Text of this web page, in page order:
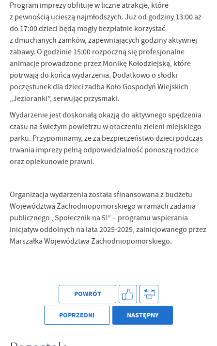
Program imprezy obfituje w liczne atrakcje, które
z pewnością ucieszą najmłodszych. Już od godziny 13:00 aż
do 17:00 dzieci będą mogły bezpłatnie korzystać
z dmuchanych zamków, zapewniających godziny aktywnej
zabawy. O godzinie 15:00 rozpoczną się profesjonalne
animacje prowadzone przez Monikę Kołodziejską, które
potrwają do końca wydarzenia. Dodatkowo o słodki
poczęstunek dla dzieci zadba Koło Gospodyń Wiejskich
„Jezioranki”, serwując przysmaki.
Wydarzenie jest doskonałą okazją do aktywnego spędzenia
czasu na świeżym powietrzu w otoczeniu zieleni miejskiego
parku. Przypominamy, że za bezpieczeństwo dzieci podczas
trwania imprezy pełną odpowiedzialność ponoszą rodzice
oraz opiekunowie prawni.
Organizacja wydarzenia została sfinansowana z budżetu
Województwa Zachodniopomorskiego w ramach zadania
publicznego „Społecznik na 5!” – programu wspierania
inicjatyw oddolnych na lata 2025-2029, zainicjowanego przez
Marszałka Województwa Zachodniopomorskiego.
POWRÓT
POPRZEDNI NASTĘPNY